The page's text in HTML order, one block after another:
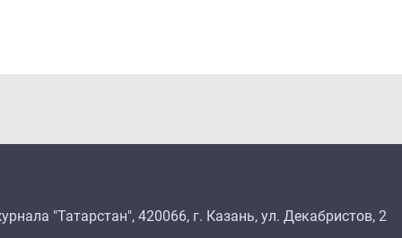
"Татарстан", 420066, г. Казань, ул. Декабристов, 2